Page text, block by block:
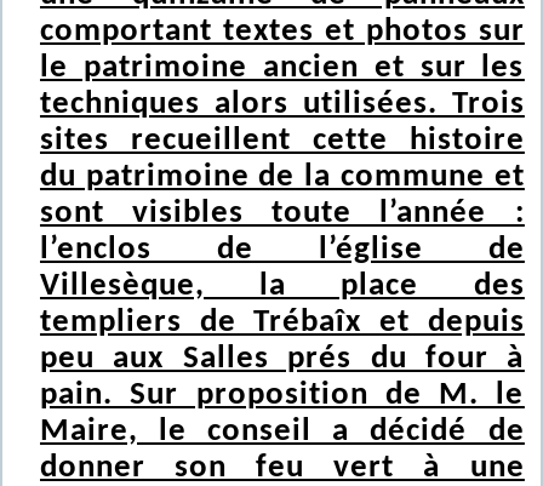
comportant textes et photos sur
le patrimoine ancien et sur les
techniques alors utilisées. Trois
sites recueillent cette histoire
du patrimoine de la commune et
sont visibles toute l’année :
l’enclos de l’église de
Villesèque, la place des
templiers de Trébaîx et depuis
peu aux Salles prés du four à
pain. Sur proposition de M. le
Maire, le conseil a décidé de
donner son feu vert à une